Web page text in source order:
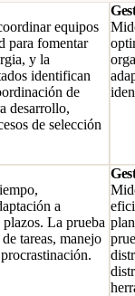
equipos
para fomentar
y la
identifican
de
desarrollo,
de selección
a
La prueba
tareas, manejo